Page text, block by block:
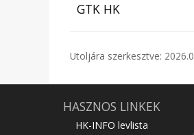
GTK HK
Utoljára szerkesztve:
HASZNOS LINKEK
HK-INFO levlista